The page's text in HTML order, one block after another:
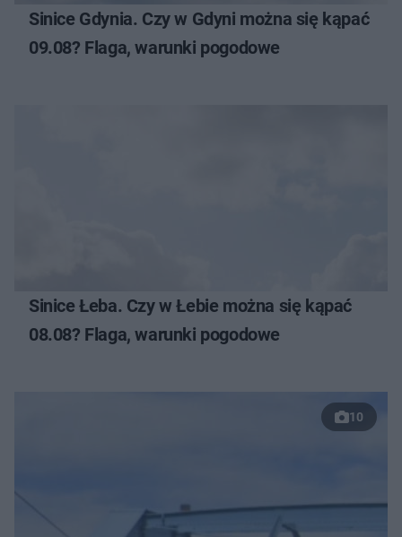
Sinice Gdynia. Czy w Gdyni można się kąpać
09.08? Flaga, warunki pogodowe
Sinice Łeba. Czy w Łebie można się kąpać
08.08? Flaga, warunki pogodowe
10